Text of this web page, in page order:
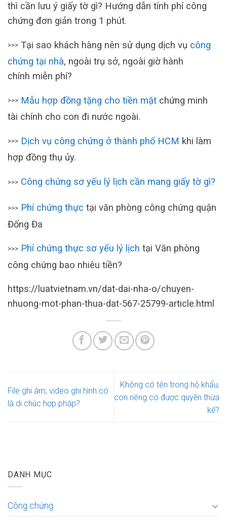
thì cần lưu ý giấy tờ gì? Hướng dẫn tính phí công
chứng đơn giản trong 1 phút.
>>> Tại sao khách hàng nên sử dụng dịch vụ công
chứng tại nhà, ngoài trụ sở, ngoài giờ hành
chính miễn phí?
>>> Mẫu hợp đồng tặng cho tiền mặt chứng minh
tài chính cho con đi nước ngoài.
>>> Dịch vụ công chứng ở thành phố HCM khi làm
hợp đồng thụ ủy.
>>> Công chứng sơ yếu lý lịch cần mang giấy tờ gì?
>>> Phí chứng thực tại văn phòng công chứng quận
Đống Đa
>>> Phí chứng thực sơ yếu lý lịch tại Văn phòng
công chứng bao nhiêu tiền?
https://luatvietnam.vn/dat-dai-nha-o/chuyen-
nhuong-mot-phan-thua-dat-567-25799-article.html
File ghi âm, video ghi hình có
là di chúc hợp pháp?
Không có tên trong hộ khẩu,
con riêng có được quyền thừa
kế?
DANH MỤC
Công chứng